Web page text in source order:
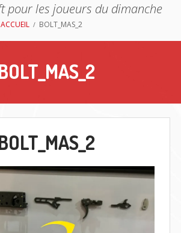
pour les joueurs du dimanche
ACCUEIL BOLT_MAS_2